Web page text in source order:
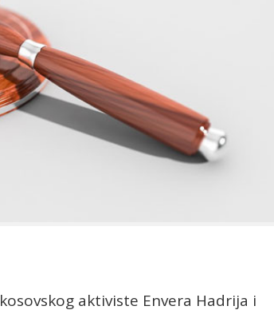
aktiviste Envera Hadrija i